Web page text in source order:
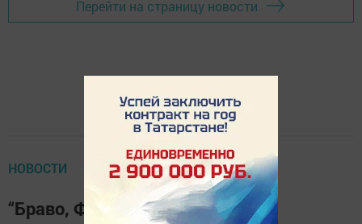
Перейти на страницу новости
НОВОСТИ
“Браво, Фирдус!”